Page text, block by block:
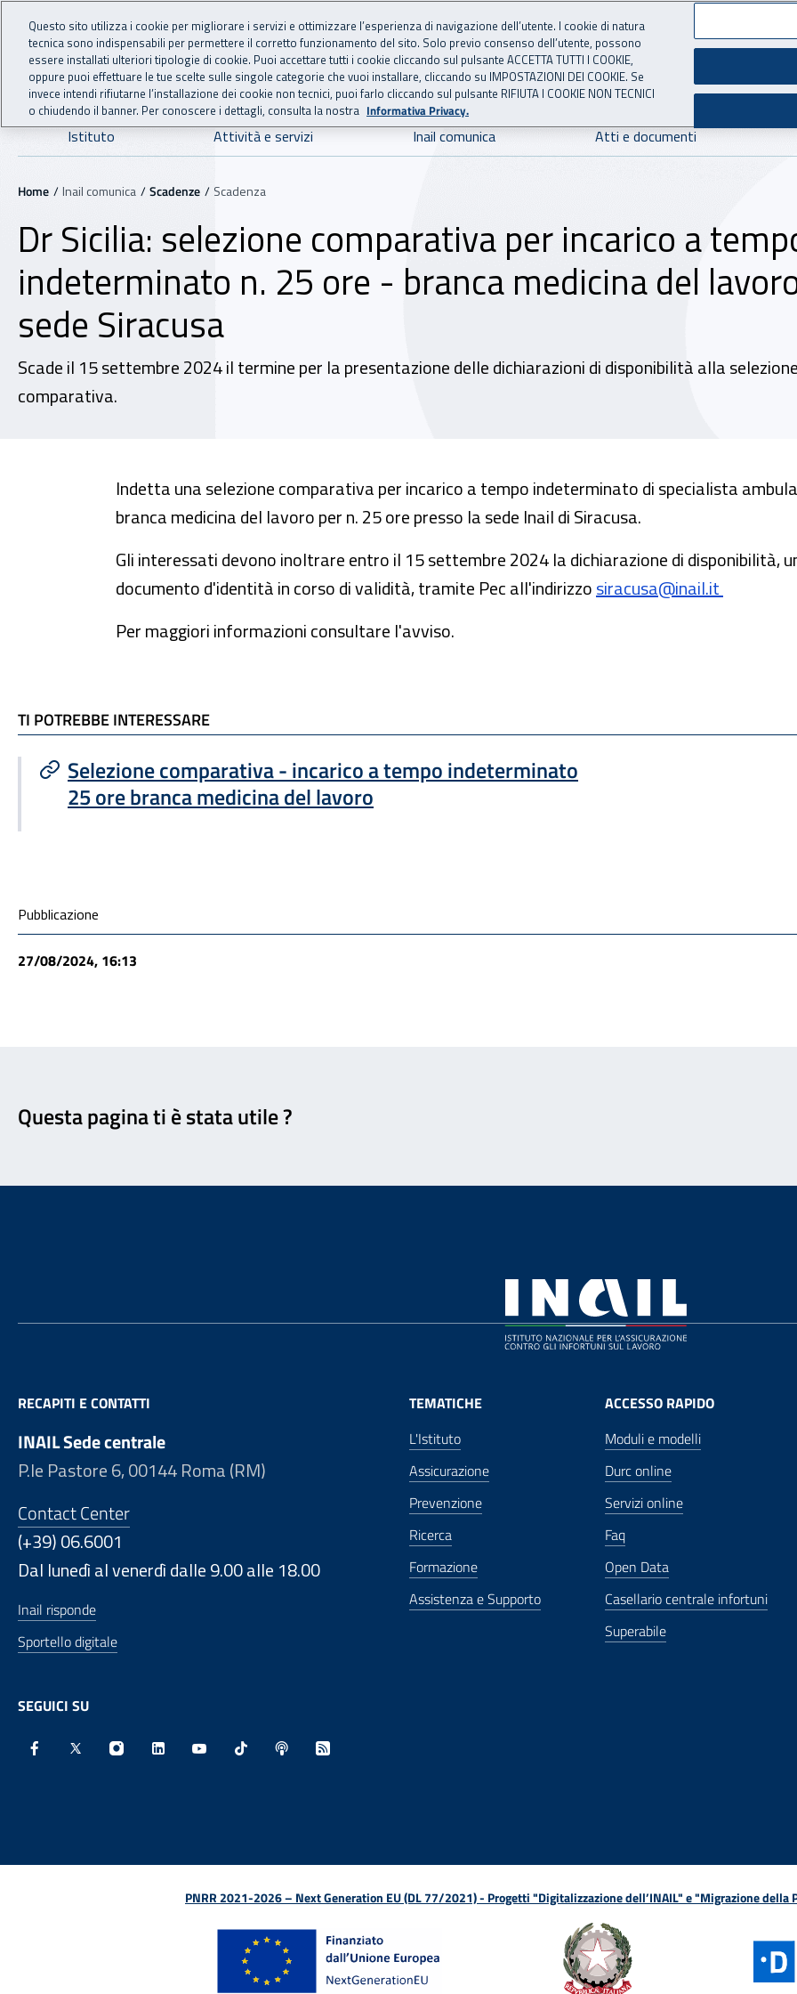
Vai al menu principale
Vai al contenuto principale
INAIL - Istituto Nazionale per l'Assicurazione
Navigazione principale
Istituto Attività e servizi Inail comunica Atti e documenti
Navigazione - Ti trovi in:
Home Inail comunica Scadenze Scadenza
Dr Sicilia: selezione comparativa per incarico a
indeterminato n. 25 ore - branca medicina del
sede Siracusa
Scade il 15 settembre 2024 il termine per la presentazione delle dichiarazioni di disponibilità alla selezione
comparativa.
Indetta una selezione comparativa per incarico a tempo indeterminato di specialista
branca medicina del lavoro per n. 25 ore presso la sede Inail di Siracusa.
Gli interessati devono inoltrare entro il 15 settembre 2024 la dichiarazione di disponibilità,
documento d'identità in corso di validità, tramite Pec all'indirizzosiracusa@inail.it
Per maggiori informazioni consultare l'avviso.
TI POTREBBE INTERESSARE
TI POTREBBE INTERESSARE
Selezione comparativa - incarico a tempo indeterminato
25 ore branca medicina del lavoro
Condivisione social
Pubblicazione
27/08/2024, 16:13
Questa pagina ti è stata utile ?
RECAPITI E CONTATTI
INAIL Sede centrale
P.le Pastore 6, 00144 Roma (RM)
Contact Center
(+39) 06.6001
Dal lunedì al venerdì dalle 9.00 alle 18.00
Inail risponde
Sportello digitale
SEGUICI SU
TEMATICHE
L'Istituto
Assicurazione
Prevenzione
Ricerca
Formazione
Assistenza e Supporto
ACCESSO RAPIDO
Moduli e modelli
Durc online
Servizi online
Faq
Open Data
Casellario centrale infortuni
Superabile
PNRR 2021-2026 – Next Generation EU (DL 77/2021) - Progetti "Digitalizzazione dell’INAIL" e "Migrazione della
Questo sito utilizza i cookie per migliorare i servizi e ottimizzare l’esperienza di navigazione dell’utente. I cookie di natura
tecnica sono indispensabili per permettere il corretto funzionamento del sito. Solo previo consenso dell’utente, possono
essere installati ulteriori tipologie di cookie. Puoi accettare tutti i cookie cliccando sul pulsante ACCETTA TUTTI I COOKIE,
oppure puoi effettuare le tue scelte sulle singole categorie che vuoi installare, cliccando su IMPOSTAZIONI DEI COOKIE. Se
invece intendi rifiutarne l’installazione dei cookie non tecnici, puoi farlo cliccando sul pulsante RIFIUTA I COOKIE NON TECNICI
o chiudendo il banner. Per conoscere i dettagli, consulta la nostra Informativa Privacy.